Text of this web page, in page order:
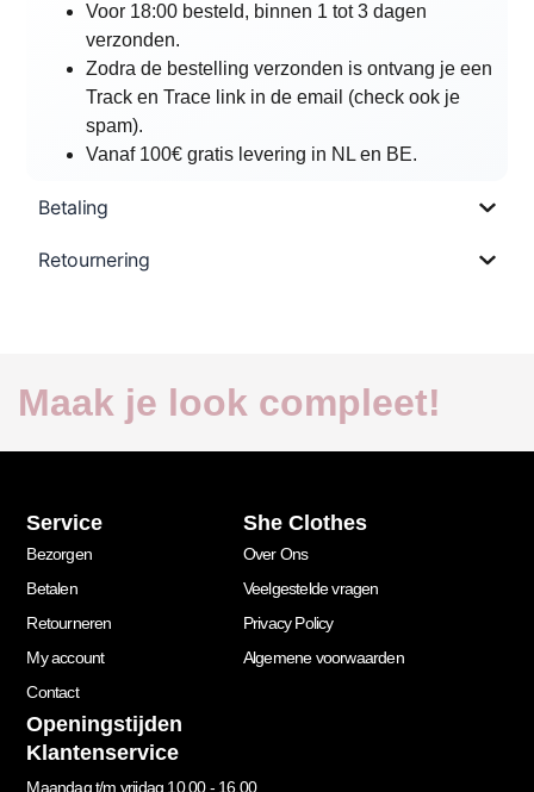
Voor 18:00 besteld, binnen 1 tot 3 dagen
verzonden.
Zodra de bestelling verzonden is ontvang je een
Track en Trace link in de email (check ook je
spam).
Vanaf 100€ gratis levering in NL en BE.
Betaling
Retournering
Maak je look compleet!
Service
Bezorgen
Betalen
Retourneren
My account
Contact
She Clothes
Over Ons
Veelgestelde vragen
Privacy Policy
Algemene voorwaarden
Openingstijden
Klantenservice
Maandag t/m vrijdag 10.00 - 16.00